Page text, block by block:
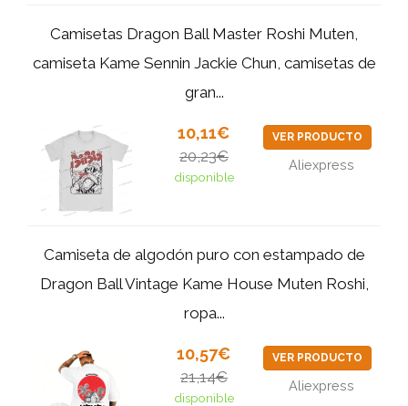
Camisetas Dragon Ball Master Roshi Muten,
camiseta Kame Sennin Jackie Chun, camisetas de
gran...
10,11€
20,23€
disponible
VER PRODUCTO
Aliexpress
Camiseta de algodón puro con estampado de
Dragon Ball Vintage Kame House Muten Roshi,
ropa...
10,57€
21,14€
disponible
VER PRODUCTO
Aliexpress